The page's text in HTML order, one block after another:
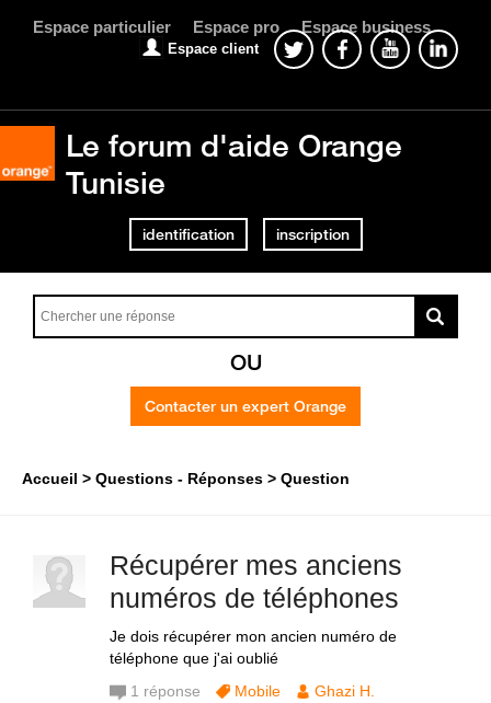
Espace particulier Espace pro Espace business
Espace client
Le forum d'aide Orange
Tunisie
identification inscription
OU
Contacter un expert Orange
Accueil Questions - Réponses Question
Récupérer mes anciens
numéros de téléphones
Je dois récupérer mon ancien numéro de
téléphone que j'ai oublié
1 réponse Mobile
Ghazi H.